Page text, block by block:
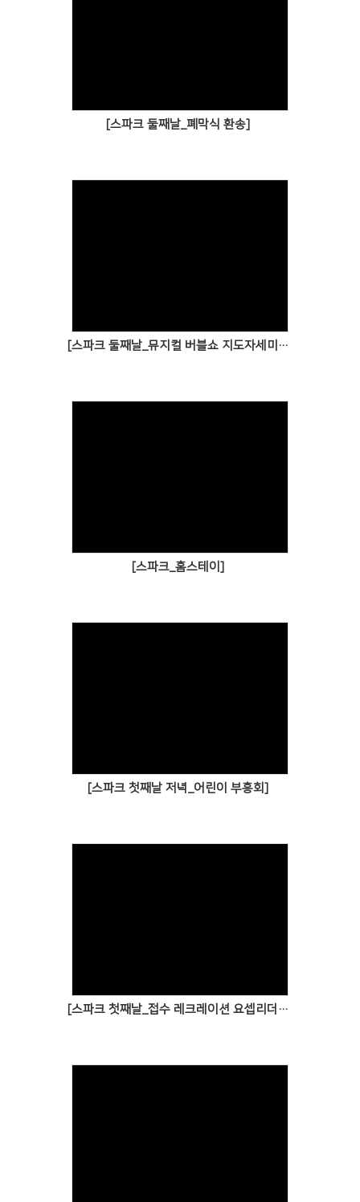
[스파크 둘째날_폐막식 환송]
[스파크 둘째날_뮤지컬 버블쇼 지도자세미나]
[스파크_홈스테이]
[스파크 첫째날 저녁_어린이 부흥회]
[스파크 첫째날_접수 레크레이션 요셉리더십 개막식]